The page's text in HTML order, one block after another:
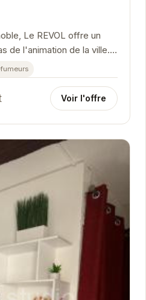
Le REVOL offre un
de l'animation de la ville.
et confortables sont...
Voir l'offre